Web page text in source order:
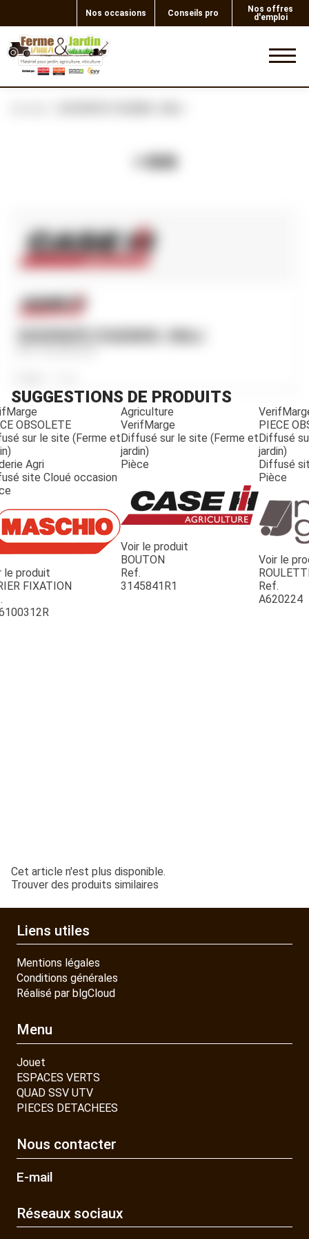
Nos occasions Conseils pro
Nos offres
d'emploi
JOUET
Ref. 3055055R2
SUGGESTIONS DE PRODUITS
OBSOLETE
sur le site (Ferme et
Agri
site Cloué occasion
le produit
FIXATION
Agriculture
VerifMarge
Diffusé sur le site (Ferme et
jardin)
Pièce
Voir le produit
BOUTON
Ref.
3145841R1
PIECE
Diffusé
jardin)
Diffusé
Pièce
Voir le
Ref.
A620224
Cet article n'est plus disponible.
Trouver des produits similaires
Liens utiles
Mentions légales
Conditions générales
Réalisé par blgCloud
Menu
Jouet
ESPACES VERTS
QUAD SSV UTV
PIECES DETACHEES
Nous contacter
E-mail
Réseaux sociaux